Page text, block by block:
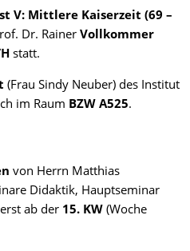
V: Mittlere Kaiserzeit (69 –
Dr. Rainer Vollkommer
statt.
(Frau Sindy Neuber) des Institut
im Raum BZW A525.
von Herrn Matthias
Didaktik, Hauptseminar
ab der 15. KW (Woche